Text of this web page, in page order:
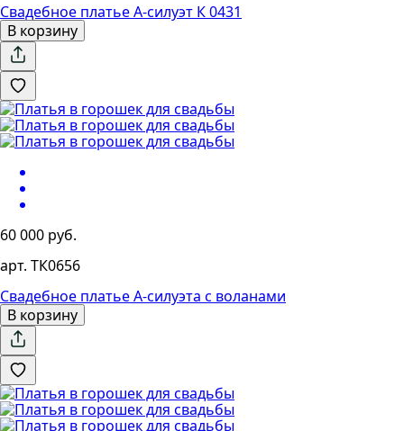
Свадебное платье А-силуэт К 0431
В корзину
60 000 руб.
арт. ТК0656
Свадебное платье А-силуэта с воланами
В корзину